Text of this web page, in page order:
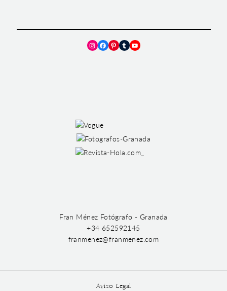
Instagram
Facebook
Pinterest
TumblrYouTube
Fran Ménez Fotógrafo - Granada
+34 652592145
franmenez@franmenez.com
Aviso Legal